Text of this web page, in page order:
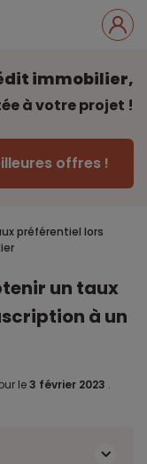
immobilier,
à votre projet !
offres !
préférentiel lors
un taux
à un
le3 février 2023 .